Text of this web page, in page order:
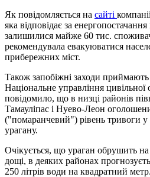
Як повідомляється на сайті
яка відповідає за
залишилися майже 60 тис.
рекомендувала евакуюватися
прибережних міст.
Також запобіжні заходи приймають
Національне управління цивільної
повідомило, що в низці районів
Тамауліпас і Нуево-Леон
("помаранчевий") рівень тривоги
урагану.
Очікується, що ураган обрушить
дощі, в деяких районах
250 літрів води на квадратний метр.